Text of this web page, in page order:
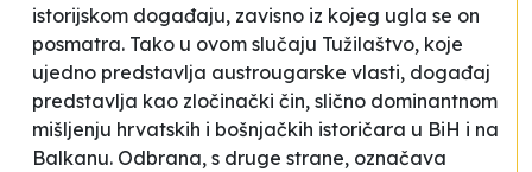
istorijskom događaju, zavisno iz kojeg ugla se on
posmatra. Tako u ovom slučaju Tužilaštvo, koje
ujedno predstavlja austrougarske vlasti, događaj
predstavlja kao zločinački čin, slično dominantnom
mišljenju hrvatskih i bošnjačkih istoričara u BiH i na
Balkanu. Odbrana, s druge strane, označava